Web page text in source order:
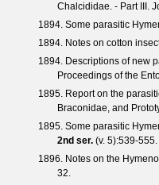
Chalcididae. - Part III.
1894. Some parasitic
1894. Notes on cotton
1894. Descriptions of new
Proceedings of the
1895. Report on the
Braconidae, and
1895. Some parasitic
2nd ser. (v. 5):539-555.
1896. Notes on the
32.